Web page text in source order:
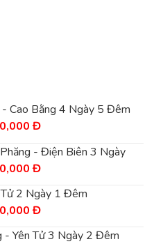
Cao Bằng 4 Ngày 5 Đêm
ĐGiá
tại
là:
4,900,000
Đ.
- Điện Biên 3 Ngày
ĐGiá
tại
là:
Đ.
2 Ngày 1 Đêm
ĐGiá
tại
- Yên Tử 3 Ngày 2 Đêm